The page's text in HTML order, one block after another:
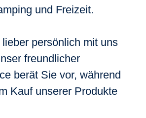
und Freizeit.
persönlich mit uns
freundlicher
berät Sie vor, während
Kauf unserer Produkte